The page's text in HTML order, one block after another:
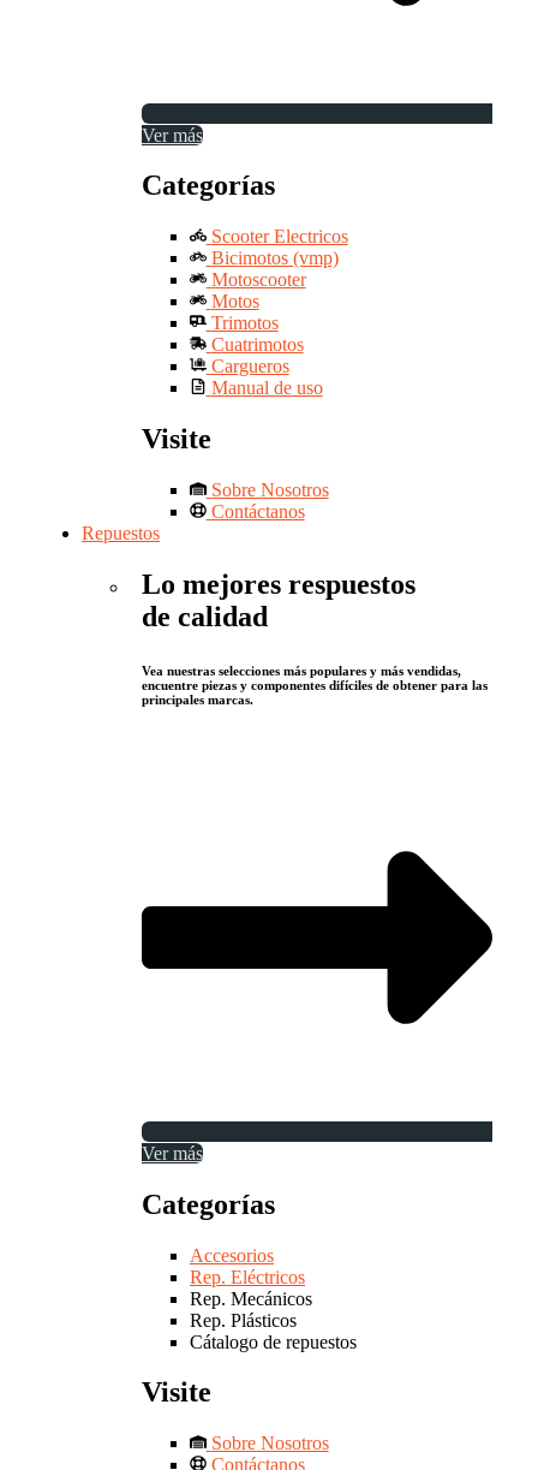
Ver más
Categorías
Scooter Electricos
Bicimotos (vmp)
Motoscooter
Motos
Trimotos
Cuatrimotos
Cargueros
Manual de uso
Visite
Sobre Nosotros
Contáctanos
Repuestos
Lo mejores respuestos
de calidad
Vea nuestras selecciones más populares y más vendidas,
encuentre piezas y componentes difíciles de obtener para las
principales marcas.
Ver más
Categorías
Accesorios
Rep. Eléctricos
Rep. Mecánicos
Rep. Plásticos
Cátalogo de repuestos
Visite
Sobre Nosotros
Contáctanos